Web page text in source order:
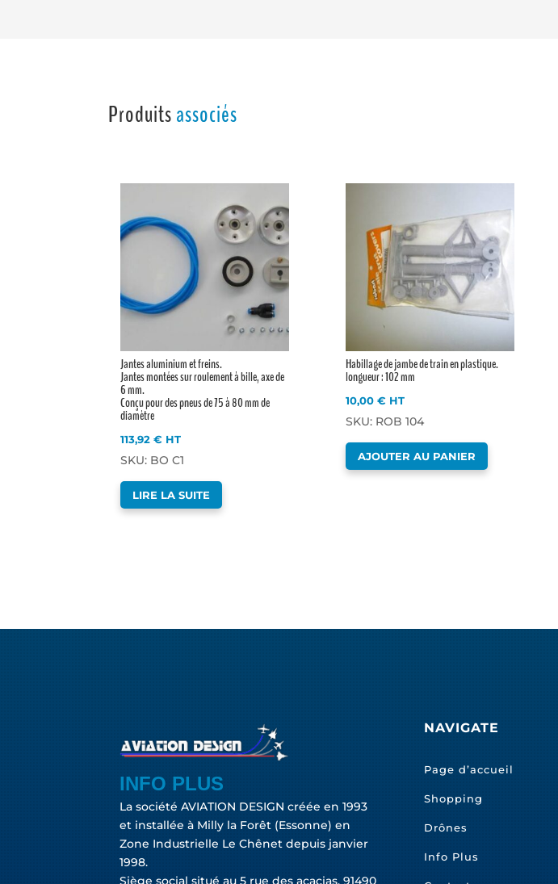
8
DE
595
Produitsassociés
Jantes aluminium et freins.
Jantes montées sur roulement à bille, axe de
6 mm.
Conçu pour des pneus de 75 à 80 mm de
diamètre
113,92€ HT
SKU: BO C1
LIRE LA SUITE
Habillage de jambe de train en plastique.
longueur : 102 mm
10,00€ HT
SKU: ROB 104
AJOUTER AU PANIER
INFO PLUS
La société AVIATION DESIGN créée en 1993
et installée à Milly la Forêt (Essonne) en
Zone Industrielle Le Chênet depuis janvier
1998.
Siège social situé au 5 rue des acacias, 91490
NAVIGATE
Page d’accueil
Shopping
Drônes
Info Plus